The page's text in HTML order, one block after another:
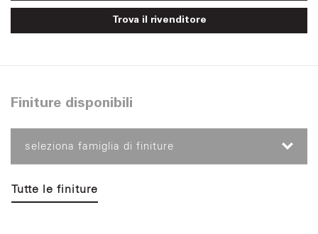
Trova il rivenditore
Finiture disponibili
seleziona famiglia di finiture
Tutte le finiture